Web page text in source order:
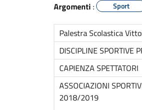
Argomenti : Sport
Palestra Scolastica
DISCIPLINE SPORTIVE
CAPIENZA SPETTATORI
ASSOCIAZIONI
2018/2019